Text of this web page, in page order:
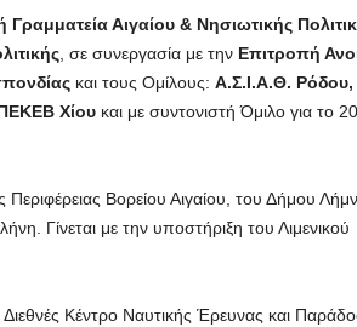
Γραμματεία Αιγαίου & Νησιωτικής
, σε συνεργασία με την Επιτροπή
και τους Ομίλους: Α.Σ.Ι.Α.Θ. Ρόδου,
Χίουκαι με συντονιστή Όμιλο για το
Βορείου Αιγαίου, του Δήμου
Γίνεται με την υποστήριξη του Λιμενικού
Κέντρο Ναυτικής Έρευνας και